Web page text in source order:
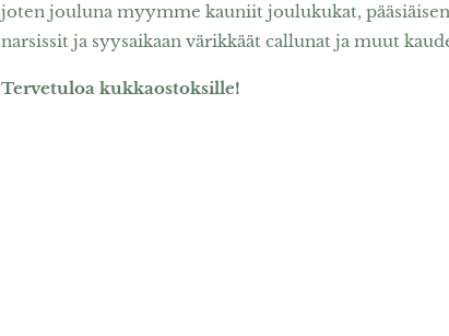
joten jouluna myymme kauniit joulukukat,
narsissit ja syysaikaan värikkäät callunat ja muut
Tervetuloa kukka­ostoksille!